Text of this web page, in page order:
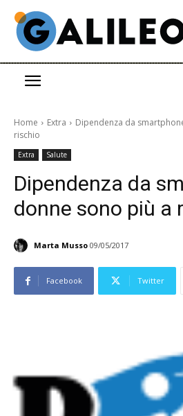
Home Extra
Dipendenza da
rischio
Extra Salute
Dipendenza da
donne sono più a
Marta Musso 09/05/2017
Facebook Twitter